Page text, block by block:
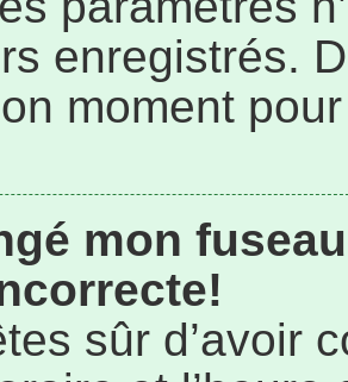
enregistrés.
moment
mon
sûr d’avoir